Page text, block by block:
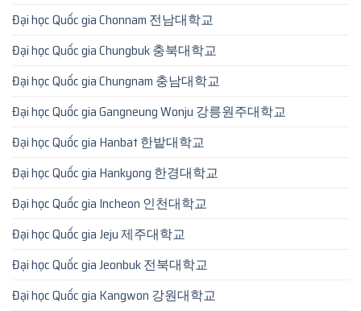
Đại học Quốc gia Chonnam 전남대학교
Đại học Quốc gia Chungbuk 충북대학교
Đại học Quốc gia Chungnam 충남대학교
Đại học Quốc gia Gangneung Wonju 강릉원주대학교
Đại học Quốc gia Hanbat 한밭대학교
Đại học Quốc gia Hankyong 한경대학교
Đại học Quốc gia Incheon 인천대학교
Đại học Quốc gia Jeju 제주대학교
Đại học Quốc gia Jeonbuk 전북대학교
Đại học Quốc gia Kangwon 강원대학교